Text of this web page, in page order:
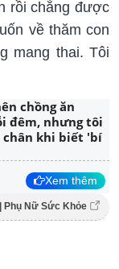
rồi chẳng được
về thăm con
mang thai. Tôi
chồng ăn
đêm, nhưng tôi
khi biết 'bí
Xem thêm
Phụ Nữ Sức Khỏe